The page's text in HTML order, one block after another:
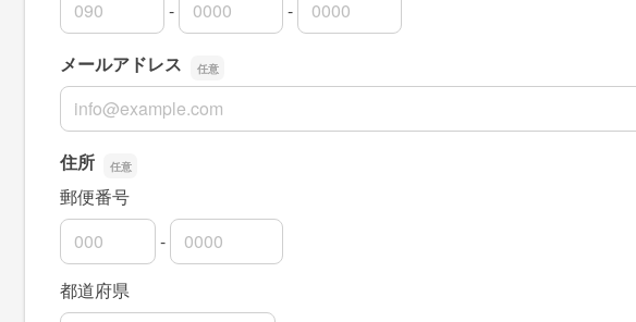
連絡先の市外局番
-
連絡先の市内局番 -
連絡先の加入者番号
メールアドレス
メールアドレス
住所
郵便番号
郵便番号の上3桁
-
郵便番号の下4桁
都道府県